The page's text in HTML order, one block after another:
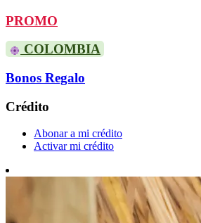
PROMO
COLOMBIA
Bonos Regalo
Crédito
Abonar a mi crédito
Activar mi crédito